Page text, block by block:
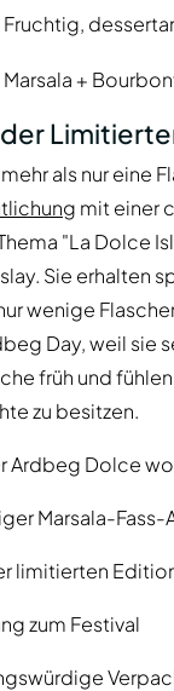
Fruchtig,
Marsala +
als nur eine
mit einer
"La Dolce
Sie erhalten
wenige
Day, weil sie
früh und
zu besitzen.
Ardbeg Dolce
Marsala-Fass-
limitierten
zum Festival